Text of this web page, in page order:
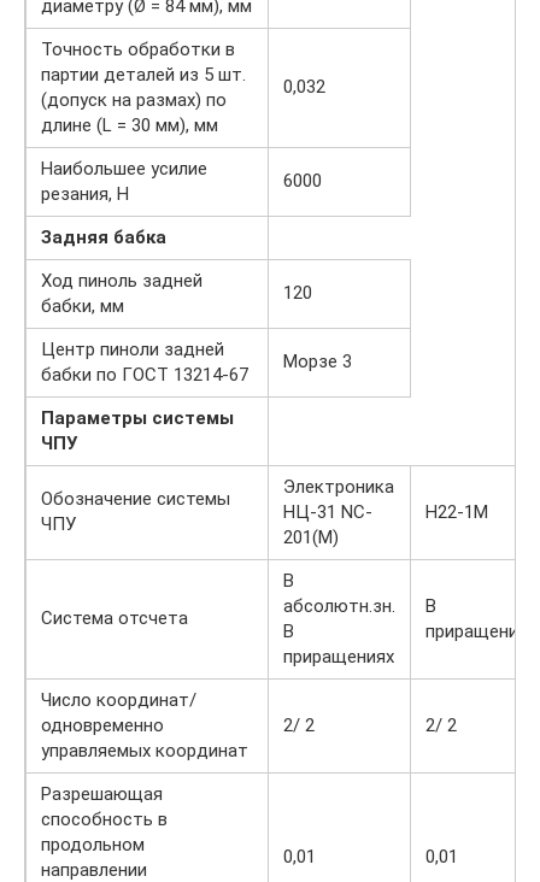
диаметру (Ø = 84 мм), мм
Точность обработки в
партии деталей из 5 шт.
(допуск на размах) по
длине (L = 30 мм), мм
0,032
Наибольшее усилие
резания, Н
6000
Задняя бабка
Ход пиноль задней
бабки, мм
120
Центр пиноли задней
бабки по ГОСТ 13214-67
Морзе 3
Параметры системы
ЧПУ
Обозначение системы
ЧПУ
Электроника
НЦ-31 NC-
201(M)
Н22-1М
Система отсчета
В
абсолютн.зн.
В
приращениях
В
приращениях
Число координат/
одновременно
управляемых координат
2/ 2 2/ 2
Разрешающая
способность в
продольном
направлении
0,01 0,01